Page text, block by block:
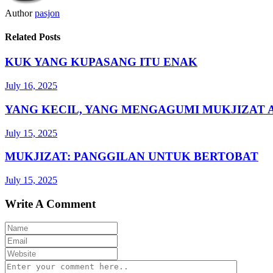
Author pasjon
Related Posts
KUK YANG KUPASANG ITU ENAK
July 16, 2025
YANG KECIL, YANG MENGAGUMI MUKJIZAT
July 15, 2025
MUKJIZAT: PANGGILAN UNTUK BERTOBAT
July 15, 2025
Write A Comment